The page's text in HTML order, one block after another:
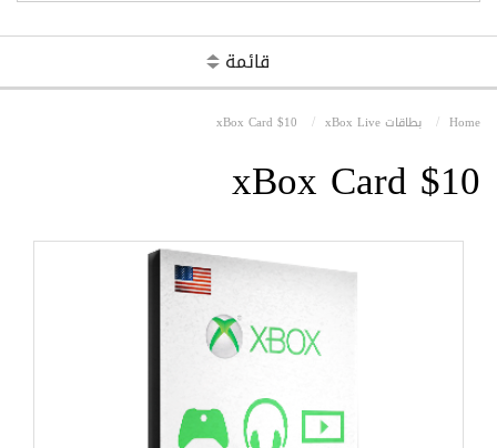
قائمة
Home بطاقات xBox Live xBox Card $10
xBox Card $10